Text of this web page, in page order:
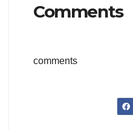
Comments
comments